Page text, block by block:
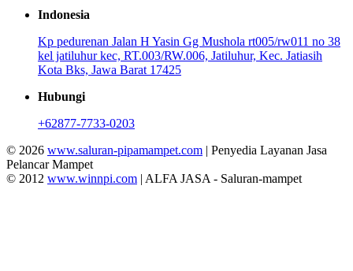
Indonesia
Kp pedurenan Jalan H Yasin Gg Mushola rt005/rw011 no 38
kel jatiluhur kec, RT.003/RW.006, Jatiluhur, Kec. Jatiasih
Kota Bks, Jawa Barat 17425
Hubungi
+62877-7733-0203
© 2026 www.saluran-pipamampet.com | Penyedia Layanan Jasa
Pelancar Mampet
© 2012 www.winnpi.com | ALFA JASA - Saluran-mampet